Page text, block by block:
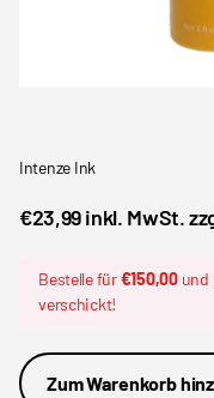
Intenze Ink
€23,99 inkl. MwSt.
Bestelle für€150,00und
verschickt!
Zum Warenkorb